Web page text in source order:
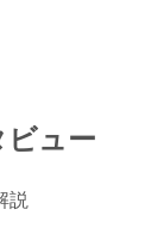
ュー
説